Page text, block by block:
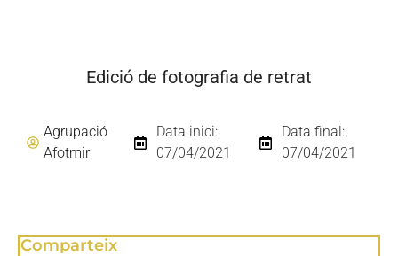
Edició de fotografia de retrat
Agrupació
Afotmir
Data inici:
07/04/2021
Data final:
07/04/2021
Comparteix